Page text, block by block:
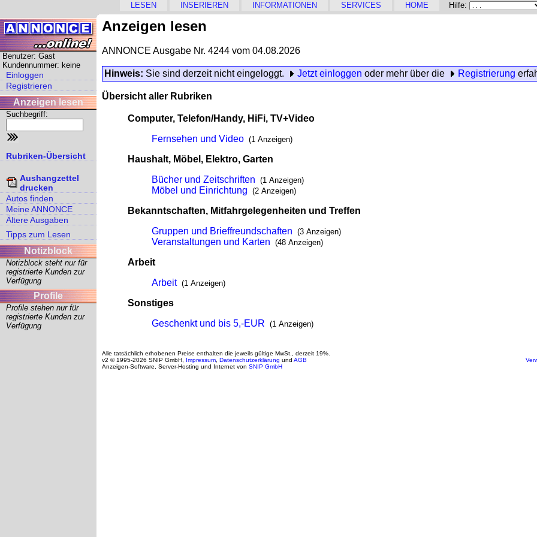
LESEN INSERIEREN INFORMATIONEN SERVICES HOME Hilfe:
Benutzer: Gast
Kundennummer: keine
Einloggen
Registrieren
Anzeigen lesen
Suchbegriff:
Rubriken-Übersicht
Aushangzettel
drucken
Autos finden
Meine ANNONCE
Ältere Ausgaben
Tipps zum Lesen
Notizblock
Notizblock steht nur für
registrierte Kunden zur
Verfügung
Profile
Profile stehen nur für
registrierte Kunden zur
Verfügung
Anzeigen lesen
ANNONCE Ausgabe Nr. 4244 vom 04.08.2026
Hinweis: Sie sind derzeit nicht eingeloggt. Jetzt einloggen oder mehr über die Registrierung
Übersicht aller Rubriken
Computer, Telefon/Handy, HiFi, TV+Video
Fernsehen und Video (1 Anzeigen)
Haushalt, Möbel, Elektro, Garten
Bücher und Zeitschriften (1 Anzeigen)
Möbel und Einrichtung (2 Anzeigen)
Bekanntschaften, Mitfahrgelegenheiten und Treffen
Gruppen und Brieffreundschaften (3 Anzeigen)
Veranstaltungen und Karten (48 Anzeigen)
Arbeit
Arbeit (1 Anzeigen)
Sonstiges
Geschenkt und bis 5,-EUR (1 Anzeigen)
Alle tatsächlich erhobenen Preise enthalten die jeweils gültige MwSt., derzeit 19%.
v2 © 1995-2026 SNIP GmbH, Impressum Datenschutzerklärung und AGB
Anzeigen-Software, Server-Hosting und Internet von SNIP GmbH